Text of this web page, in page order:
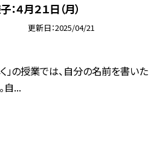
４月２１日（月）
更新日 2025/04/21
」の授業では、自分の名前を書いた
自...